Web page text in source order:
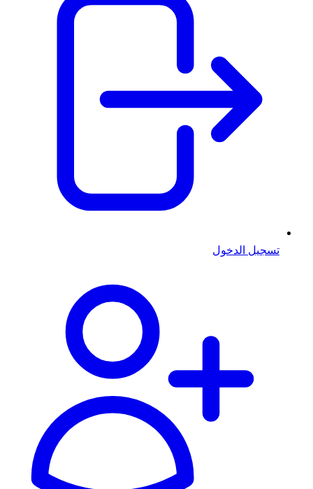
تسجيل الدخول